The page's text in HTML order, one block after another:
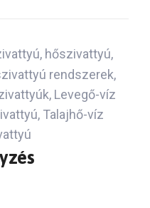
, hőszivattyú,
rendszerek,
, Levegő-víz
, Talajhő-víz